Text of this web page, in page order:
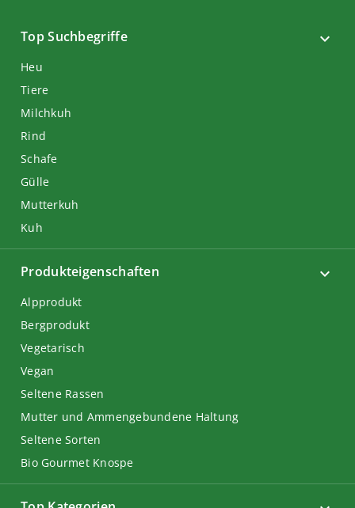
Top Suchbegriffe
Heu
Tiere
Milchkuh
Rind
Schafe
Gülle
Mutterkuh
Kuh
Produkteigenschaften
Alpprodukt
Bergprodukt
Vegetarisch
Vegan
Seltene Rassen
Mutter und Ammengebundene Haltung
Seltene Sorten
Bio Gourmet Knospe